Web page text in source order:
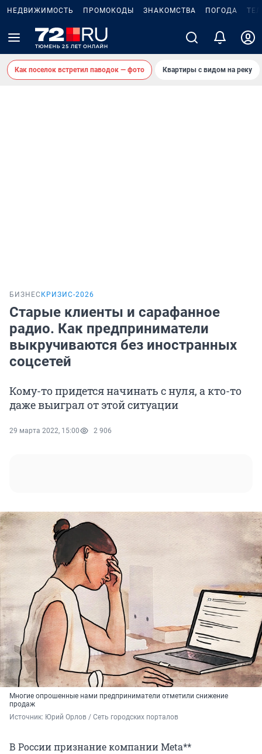
НЕДВИЖИМОСТЬ ПРОМОКОДЫ ЗНАКОМСТВА ПОГОДА
Как поселок встретил паводок — фото Квартиры с видом на реку
БИЗНЕС КРИЗИС-2026
Старые клиенты и сарафанное
радио. Как предприниматели
выкручиваются без иностранных
соцсетей
Кому-то придется начинать с нуля, а кто-то
даже выиграл от этой ситуации
29 марта 2022, 15:00 2 906
Многие опрошенные нами предприниматели отметили снижение
продаж
Источник: Юрий Орлов / Сеть городских порталов
В России признание компании Meta**